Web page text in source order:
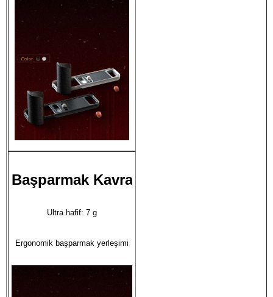
Ultra hafif: 7 g
Ergonomik başparmak yerleşimi